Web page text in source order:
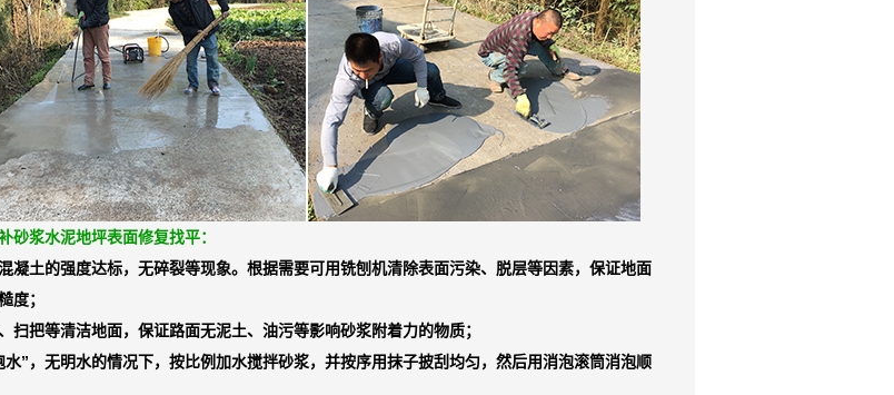
砂浆水泥地坪表面修复找平：
凝土的强度达标，无碎裂等现象。根据需要可用铣刨机清除表面污染、脱层等因素，保证地面
度；
扫把等清洁地面，保证路面无泥土、油污等影响砂浆附着力的物质；
水”，无明水的情况下，按比例加水搅拌砂浆，并按序用抹子披刮均匀，然后用消泡滚筒消泡顺